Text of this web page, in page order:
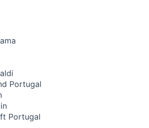
Portugal
Portugal